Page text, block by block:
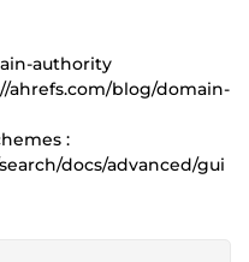
authority
ahrefs.com/blog/domain-
:
docs/advanced/gui